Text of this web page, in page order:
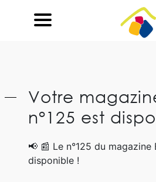
Votre
n°125 est
📢 📰 Le n°125 du magazine
disponible !